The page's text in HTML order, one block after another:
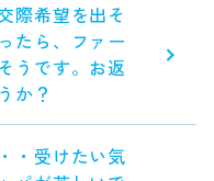
際希望を出そ
たら、ファー
うです。お返
か？
・受けたい気